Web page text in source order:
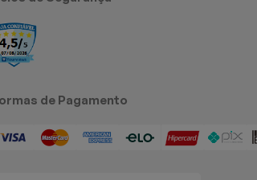
de Pagamento